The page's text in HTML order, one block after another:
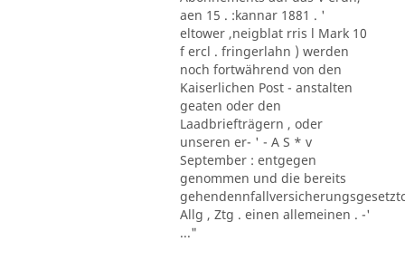
aen 15 . :kannar 1881 . '
eltower ,neigblat rris l Mark 10
f ercl . fringerlahn ) werden
noch fortwährend von den
Kaiserlichen Post - anstalten
geaten oder den
Laadbriefträgern , oder
unseren er- ' - A S * v
September : entgegen
genommen und die bereits
Allg , Ztg . einen allemeinen . -'
..."